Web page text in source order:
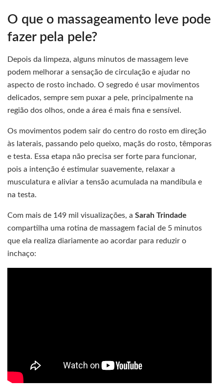
O que o massageamento leve pode
fazer pela pele?
Depois da limpeza, alguns minutos de massagem leve
podem melhorar a sensação de circulação e ajudar no
aspecto de rosto inchado. O segredo é usar movimentos
delicados, sempre sem puxar a pele, principalmente na
região dos olhos, onde a área é mais fina e sensível.
Os movimentos podem sair do centro do rosto em direção
às laterais, passando pelo queixo, maçãs do rosto, têmporas
e testa. Essa etapa não precisa ser forte para funcionar,
pois a intenção é estimular suavemente, relaxar a
musculatura e aliviar a tensão acumulada na mandíbula e
na testa.
Com mais de 149 mil visualizações, a Sarah Trindade
compartilha uma rotina de massagem facial de 5 minutos
que ela realiza diariamente ao acordar para reduzir o
inchaço: